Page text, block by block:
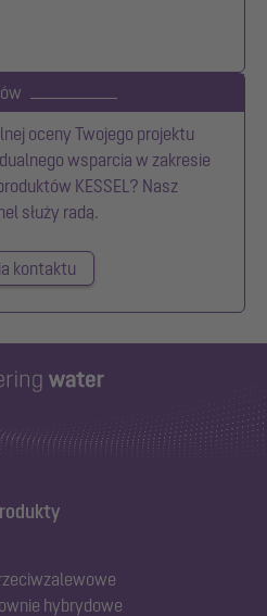
oceny Twojego projektu
wsparcia w zakresie
KESSEL? Nasz
służy radą.
kontaktu
hybrydowe